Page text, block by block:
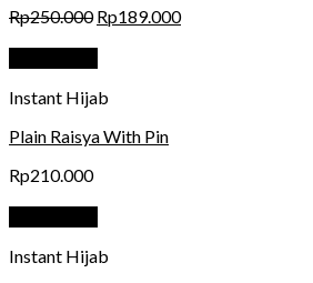
Rp250.000 Rp189.000
Instant Hijab
Plain Raisya With Pin
Rp210.000
Instant Hijab